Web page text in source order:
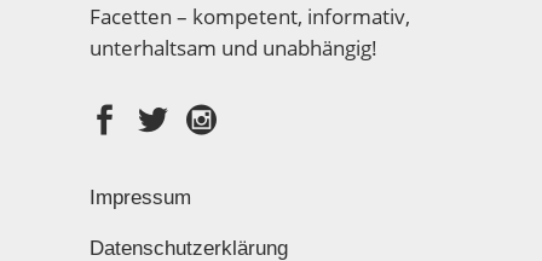
Facetten – kompetent, informativ,
unterhaltsam und unabhängig!
Impressum
Datenschutzerklärung